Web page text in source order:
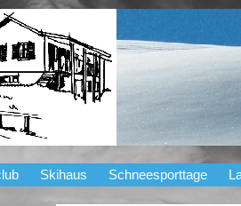
Skihaus Schneesporttage